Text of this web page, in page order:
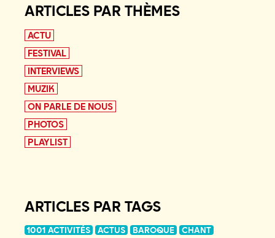
ARTICLES PAR THÈMES
ACTU
FESTIVAL
INTERVIEWS
MUZIK
ON PARLE DE NOUS
PHOTOS
PLAYLIST
ARTICLES PAR TAGS
1001 ACTIVITÉS ACTUS BAROQUE
CHANT